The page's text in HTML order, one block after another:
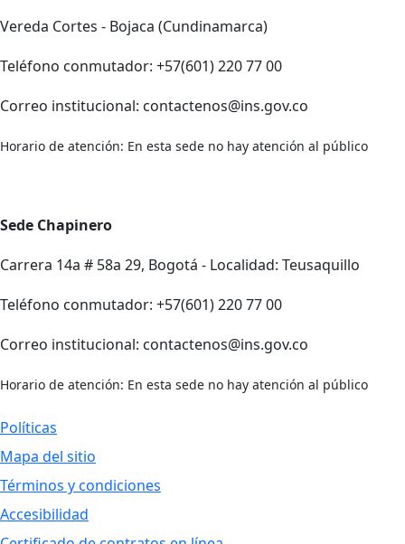
Vereda Cortes - Bojaca (Cundinamarca)
Teléfono conmutador: +57(601) 220 77 00
Correo institucional: contactenos@ins.gov.co
Horario de atención: En esta sede no hay atención al público
Sede Chapinero
Carrera 14a # 58a 29, Bogotá - Localidad: Teusaquillo
Teléfono conmutador: +57(601) 220 77 00
Correo institucional: contactenos@ins.gov.co
Horario de atención: En esta sede no hay atención al público
Políticas
Mapa del sitio
Términos y condiciones
Accesibilidad